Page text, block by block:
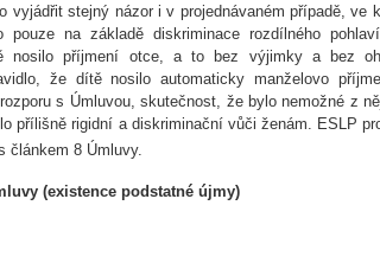
vyjádřit stejný názor i v projednávaném případě, ve
pouze na základě diskriminace rozdílného
nosilo příjmení otce, a to bez výjimky a bez
že dítě nosilo automaticky manželovo
s Úmluvou, skutečnost, že bylo nemožné z
přílišně rigidní a diskriminační vůči ženám. ESLP
článkem 8 Úmluvy.
(existence podstatné újmy)